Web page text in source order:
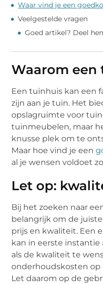
Waar vind je een
Veelgestelde vragen
Goed artikel? Deel
Waarom een
Een tuinhuis kan een
zijn aan je tuin. Het
opslagruimte voor
tuinmeubelen, maar
knusse plek om te
Maar hoe vind je een
al je wensen voldoet
Let op:
Bij het zoeken naar
belangrijk om de
prijs en kwaliteit. Een
kan in eerste
als de kwaliteit te
onderhoudskosten
Let daarom op de